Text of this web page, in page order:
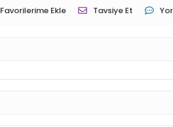
Favorilerime Ekle Tavsiye Et